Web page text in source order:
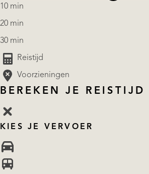
10 min
20 min
30 min
Reistijd
Voorzieningen
BEREKEN JE REISTIJD
KIES JE VERVOER